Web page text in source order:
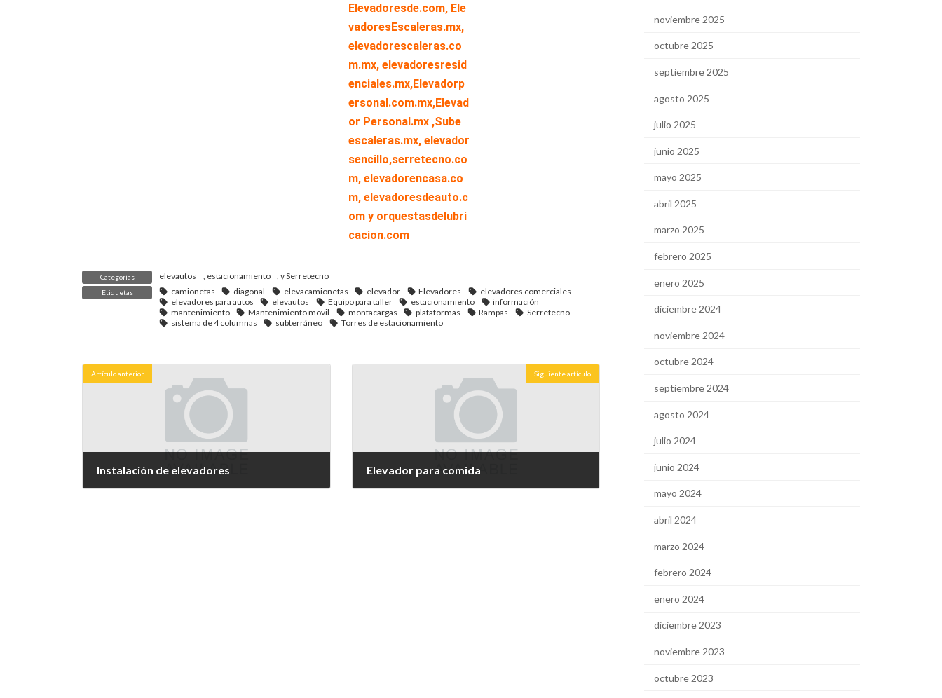
Elevadoresde.com, Ele
vadoresEscaleras.mx,
elevadorescaleras.co
m.mx, elevadoresresid
enciales.mx,Elevadorp
ersonal.com.mx,Elevad
or Personal.mx ,Sube
escaleras.mx, elevador
sencillo,serretecno.co
m, elevadorencasa.co
m, elevadoresdeauto.c
omy orquestasdelubri
cacion.com
Categorías elevautos estacionamiento , ySerretecno
Etiquetas camionetas diagonal elevacamionetas elevador Elevadores
elevadores comerciales
elevadores para autos
elevautos Equipo para taller estacionamiento
información
mantenimiento
Mantenimiento movil montacargas plataformas Rampas
Serretecno
sistema de 4 columnas
subterráneo Torres de estacionamiento
Artículo anterior
Instalación de elevadores
Siguiente artículo
Elevador para comida
noviembre 2025
octubre 2025
septiembre 2025
agosto 2025
julio 2025
junio 2025
mayo 2025
abril 2025
marzo 2025
febrero 2025
enero 2025
diciembre 2024
noviembre 2024
octubre 2024
septiembre 2024
agosto 2024
julio 2024
junio 2024
mayo 2024
abril 2024
marzo 2024
febrero 2024
enero 2024
diciembre 2023
noviembre 2023
octubre 2023